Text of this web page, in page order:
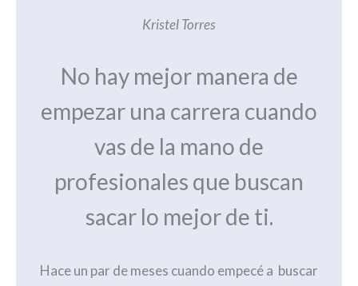
Kristel Torres
No hay mejor manera de
empezar una carrera cuando
vas de la mano de
profesionales que buscan
sacar lo mejor de ti.
Hace un par de meses cuando empecé a buscar